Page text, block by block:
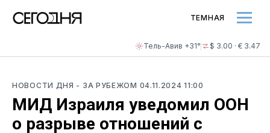
Тель-Авив +31° $ 3.00 · € 3.47
ТЕМНАЯ
НОВОСТИ ДНЯ - ЗА РУБЕЖОМ 04.11.2024 11:00
МИД Израиля уведомил ООН
о разрыве отношений с